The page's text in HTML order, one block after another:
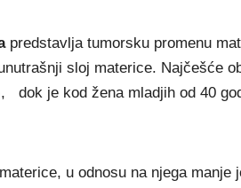
predstavlja tumorsku promenu
sloj materice. Najčešće
dok je kod žena mladjih od 40
u odnosu na njega manje